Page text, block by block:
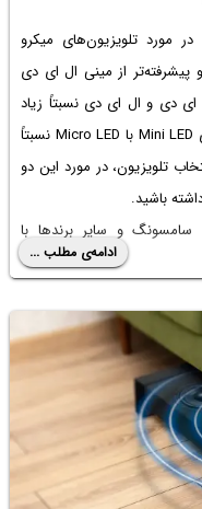
مورد تلویزیون‌های میکرو
پیشرفته‌تر از مینی ال ای دی
ای دی و ال ای دی نسبتاً زیاد
است، تفاوت بین قیمت و کیفیت تلویزیون‌های Mini LED با Micro LED نسبتاً
تلویزیون، در مورد این دو
باشید.
سامسونگو سایر برندها با
ادامه‌ی مطلب ...